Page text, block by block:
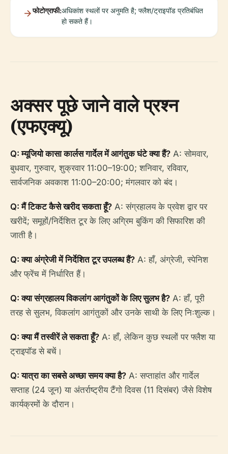
फोटोग्राफी:अधिकांश स्थलों पर अनुमति है; फ्लैश/ट्राइपॉड प्रतिबंधित
हो सकते हैं।
अक्सर पूछे जाने वाले प्रश्न
(एफएक्यू)
Q: म्यूजियो कासा कार्लस गार्देल में आगंतुक घंटे क्या हैं? A: सोमवार,
बुधवार, गुरुवार, शुक्रवार 11:00–19:00; शनिवार, रविवार,
सार्वजनिक अवकाश 11:00–20:00; मंगलवार को बंद।
Q: मैं टिकट कैसे खरीद सकता हूँ? A: संग्रहालय के प्रवेश द्वार पर
खरीदें; समूहों/निर्देशित टूर के लिए अग्रिम बुकिंग की सिफारिश की
जाती है।
Q: क्या अंग्रेजी में निर्देशित टूर उपलब्ध हैं? A: हाँ, अंग्रेजी, स्पेनिश
और फ्रेंच में निर्धारित हैं।
Q: क्या संग्रहालय विकलांग आगंतुकों के लिए सुलभ है? A: हाँ, पूरी
तरह से सुलभ, विकलांग आगंतुकों और उनके साथी के लिए निःशुल्क।
Q: क्या मैं तस्वीरें ले सकता हूँ? A: हाँ, लेकिन कुछ स्थलों पर फ्लैश या
ट्राइपॉड से बचें।
Q: यात्रा का सबसे अच्छा समय क्या है? A: सप्ताहांत और गार्देल
सप्ताह (24 जून) या अंतर्राष्ट्रीय टैंगो दिवस (11 दिसंबर) जैसे विशेष
कार्यक्रमों के दौरान।